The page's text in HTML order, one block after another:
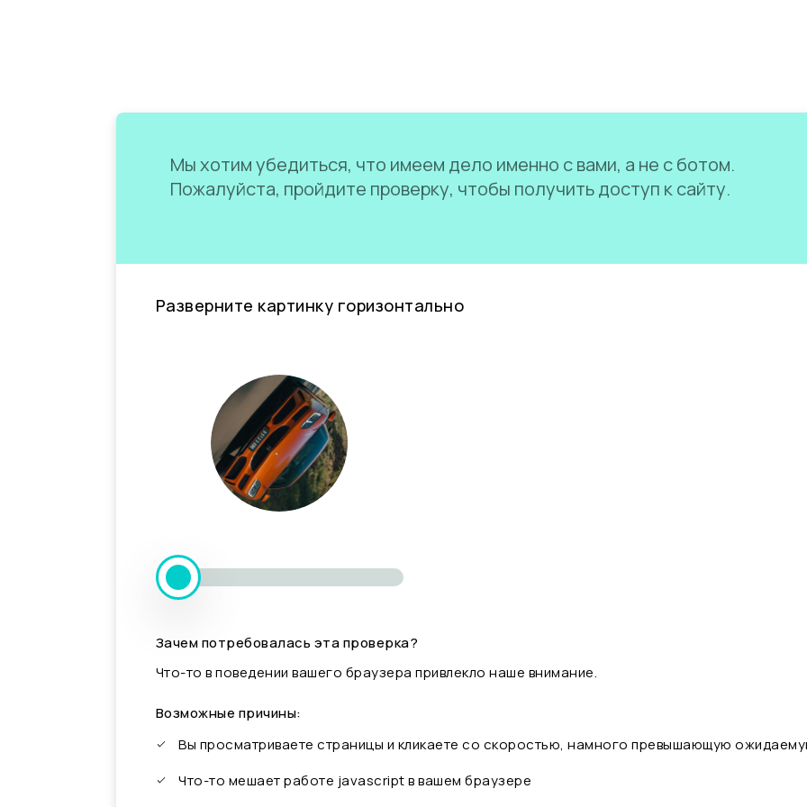
Мы хотим убедиться, что имеем дело именно с вами, а не с ботом.
Пожалуйста, пройдите проверку, чтобы получить доступ к сайту.
Разверните картинку горизонтально
Зачем потребовалась эта проверка?
Что-то в поведении вашего браузера привлекло наше внимание.
Возможные причины:
Вы просматриваете страницы и кликаете со скоростью, намного превышающую
Что-то мешает работе javascript в вашем браузере